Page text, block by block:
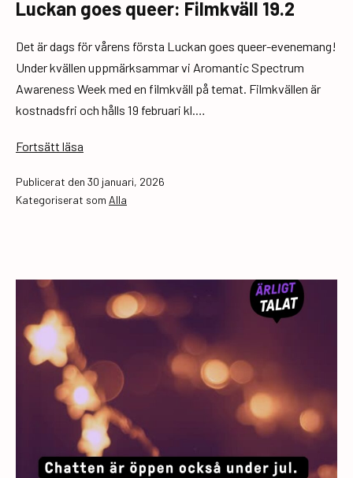
Luckan goes queer: Filmkväll 19.2
Det är dags för vårens första Luckan goes queer-evenemang!
Under kvällen uppmärksammar vi Aromantic Spectrum
Awareness Week med en filmkväll på temat. Filmkvällen är
kostnadsfri och hålls 19 februari kl.…
Fortsätt läsa
queer:
Filmkväll
Publicerat den 30 januari, 2026
Kategoriserat som Alla